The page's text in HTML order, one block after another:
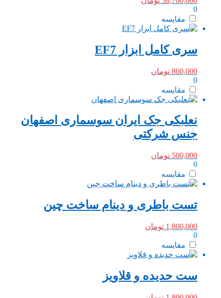
0
مقایسه
سری کامل ابزار EF7
860,000 تومان
0
مقایسه
نعلبکی جک ایران سوسماری اصفهان
جنس شرکتی
500,000 تومان
0
مقایسه
تست باطری و دینام ساخت چین
1,800,000 تومان
0
مقایسه
ست حدیده و قلاویز